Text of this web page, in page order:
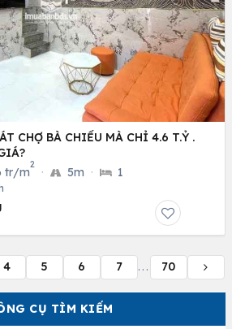
CỤ TÌM KIẾM
CHỢ BÀ CHIỂU MÀ CHỈ 4.6 T.Ỷ .
tr/m
2
· 5m · 1
4 5 6 7 ... 70